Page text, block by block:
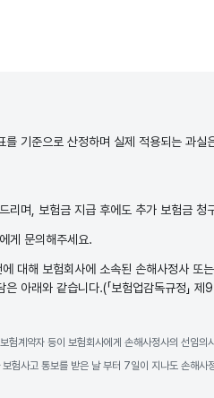
를 기준으로 산정하며 실제 적용되는 과
리며, 보험금 지급 후에도 추가 보험금
게 문의해주세요.
대해 보험회사에 소속된 손해사정사
아래와 같습니다.(「보험업감독규정」 제
험계약자 등이 보험회사에게 손해사정사의 선임의
험사고 통보를 받은 날 부터 7일이 지나도 손해사